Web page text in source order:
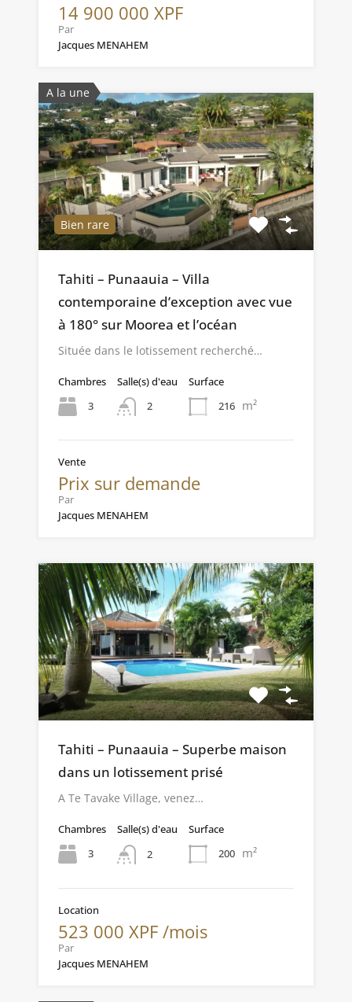
14 900 000 XPF
Par
Jacques MENAHEM
A la une
Bien rare
Tahiti – Punaauia – Villa
contemporaine d’exception avec vue
à 180° sur Moorea et l’océan
Située dans le lotissement recherché…
Chambres
3
Salle(s) d'eau
2
Surface
216 m²
Vente
Prix sur demande
Par
Jacques MENAHEM
Tahiti – Punaauia – Superbe maison
dans un lotissement prisé
A Te Tavake Village, venez…
Chambres
3
Salle(s) d'eau
2
Surface
200 m²
Location
523 000 XPF /mois
Par
Jacques MENAHEM